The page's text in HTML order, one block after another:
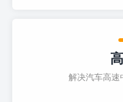
解决汽车高速